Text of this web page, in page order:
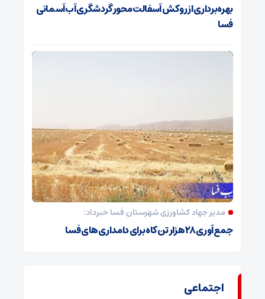
بهره‌برداری از روکش آسفالت محور گردشگری آب‌آسمانی
فسا
مدیر جهاد کشاورزی شهرستان فسا خبرداد:
جمع‌آوری ۲۸ هزار تن کاه برای دامداری‌های فسا
اجتماعی